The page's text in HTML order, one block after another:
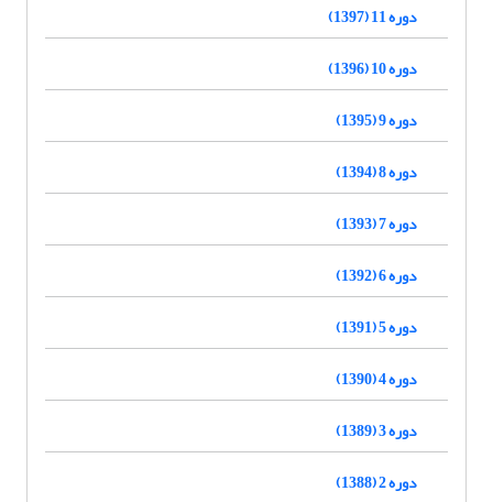
دوره 11 (1397)
دوره 10 (1396)
دوره 9 (1395)
دوره 8 (1394)
دوره 7 (1393)
دوره 6 (1392)
دوره 5 (1391)
دوره 4 (1390)
دوره 3 (1389)
دوره 2 (1388)